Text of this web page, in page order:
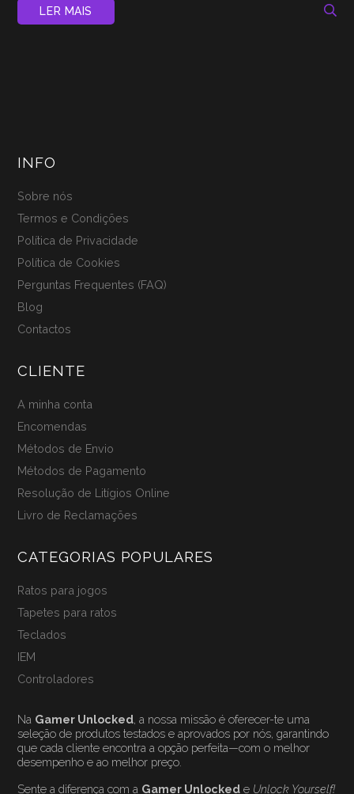
LER MAIS
INFO
Sobre nós
Termos e Condições
Política de Privacidade
Política de Cookies
Perguntas Frequentes (FAQ)
Blog
Contactos
CLIENTE
A minha conta
Encomendas
Métodos de Envio
Métodos de Pagamento
Resolução de Litígios Online
Livro de Reclamações
CATEGORIAS POPULARES
Ratos para jogos
Tapetes para ratos
Teclados
IEM
Controladores
Na Gamer Unlocked , a nossa missão é oferecer-te uma
seleção de produtos testados e aprovados por nós, garantindo
que cada cliente encontra a opção perfeita—com o melhor
desempenho e ao melhor preço.
Sente a diferença com a Gamer Unlocked e Unlock Yourself!